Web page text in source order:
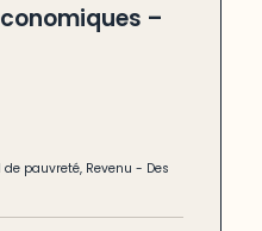
–
de pauvreté, Revenu - Des